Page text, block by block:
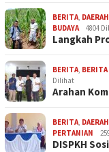
BERITA, DAERAH
BUDAYA
4804
Langkah
BERITA,
Dilihat
Arahan
BERITA, DAERAH
PERTANIAN
DISPKH